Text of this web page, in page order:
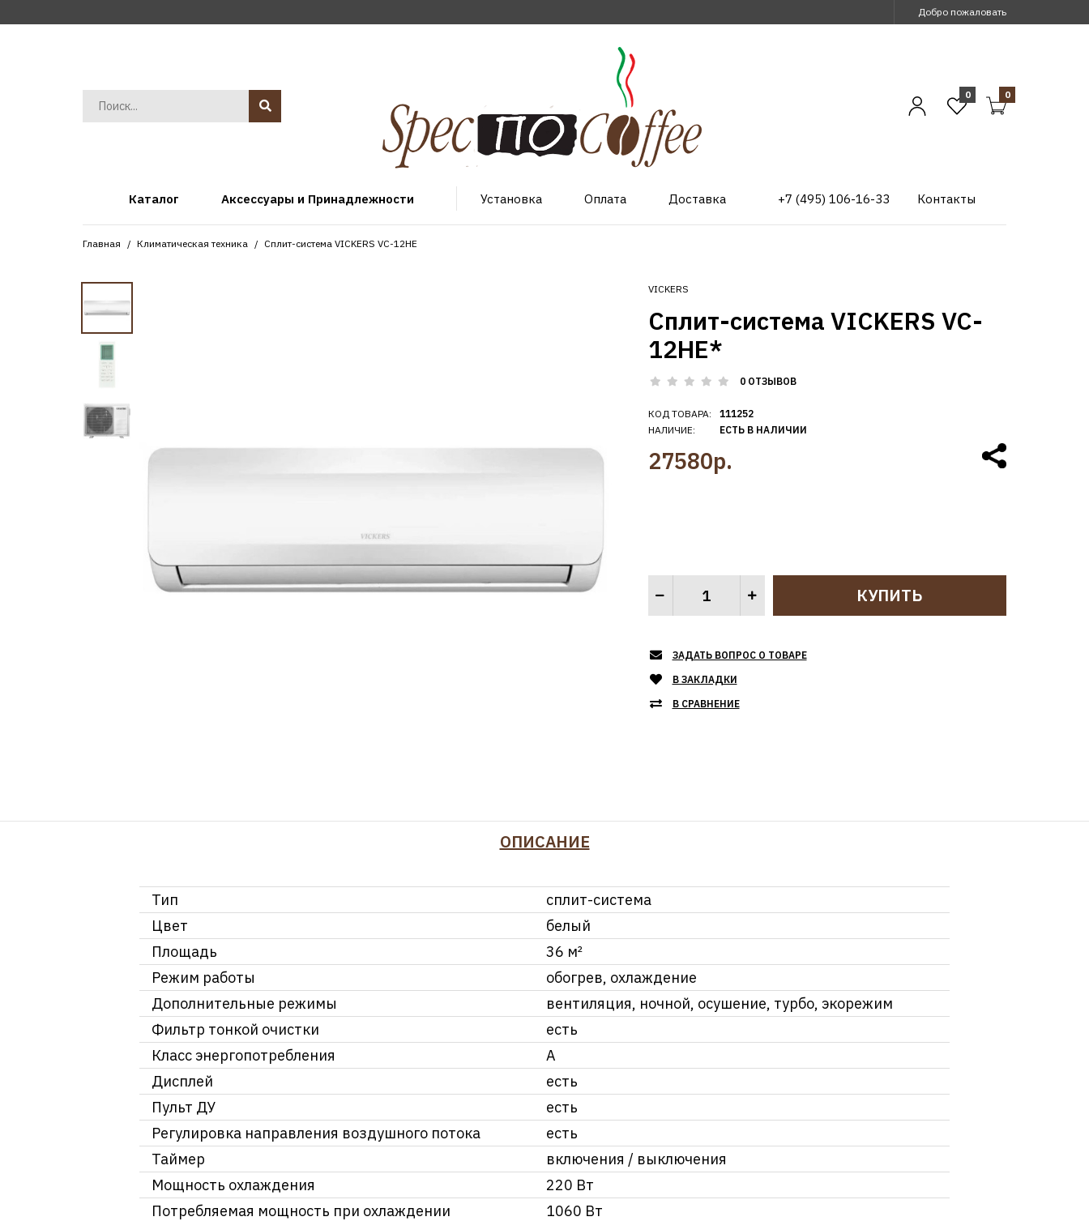
Добро пожаловать
0 0
Каталог Аксессуары и Принадлежности Установка Оплата Доставка +7 (495) 106-16-33 Контакты
Главная Климатическая техника Сплит-система VICKERS VC-12HE
VICKERS
Сплит-система VICKERS VC-
12HE*
0 ОТЗЫВОВ
КОД ТОВАРА:
НАЛИЧИЕ:
111252
ЕСТЬ В НАЛИЧИИ
27580р.
ЗАДАТЬ ВОПРОС О ТОВАРЕ
В ЗАКЛАДКИ
В СРАВНЕНИЕ
ОПИСАНИЕ
Тип
сплит-система
Цвет
белый
Площадь
36 м²
Режим работы
обогрев, охлаждение
Дополнительные режимы
вентиляция, ночной, осушение, турбо, экорежим
Фильтр тонкой очистки
есть
Класс энергопотребления
А
Дисплей
есть
Пульт ДУ
есть
Регулировка направления воздушного потока
есть
Таймер
включения / выключения
Мощность охлаждения
220 Вт
Потребляемая мощность при охлаждении
1060 Вт